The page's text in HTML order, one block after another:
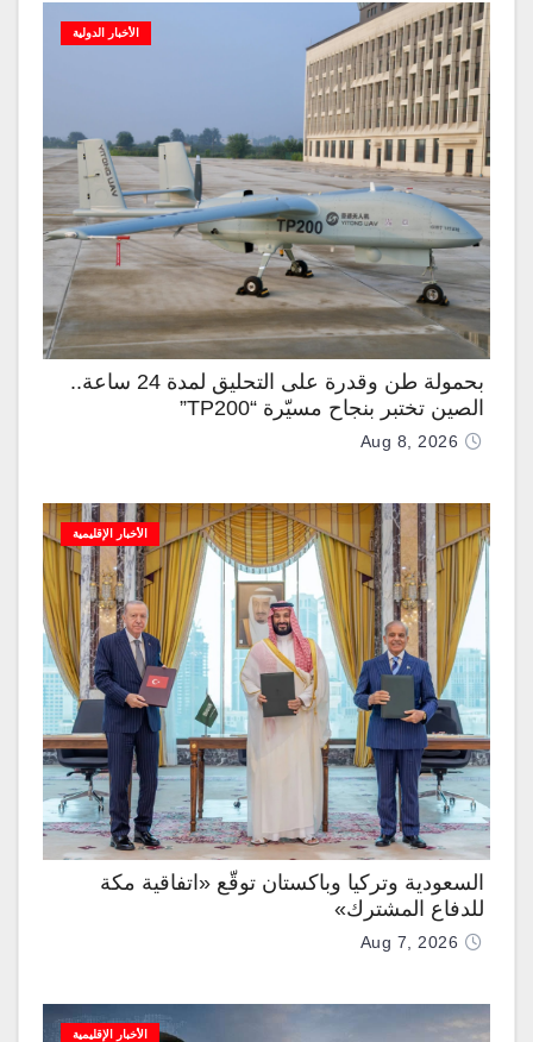
الأخبار الدولية
بحمولة طن وقدرة على التحليق لمدة 24 ساعة..
الصين تختبر بنجاح مسيّرة “TP200”
Aug 8, 2026
الأخبار الإقليمية
السعودية وتركيا وباكستان توقّع «اتفاقية مكة
للدفاع المشترك»
Aug 7, 2026
الأخبار الإقليمية